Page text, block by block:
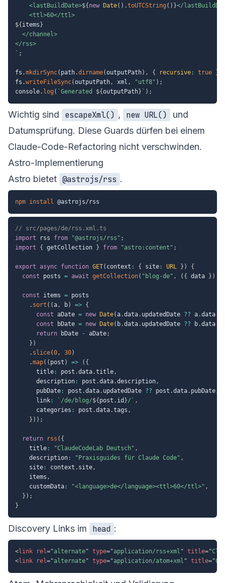
    <lastBuildDate>
${ new Date( ) .toUTCString ( ) }</
${ items }
  </channel>
` ;
fs .mkdirSync( path.dirname(outputPath) , { recursive : true }
fs .writeFileSync(outputPath, xml , "utf8" ) ;
console. log ( ` Generated ${outputPath} ` ) ;
Wichtig sind escapeXml() , new URL()
und
Datumsprüfung. Diese Guards dürfen bei einem
Claude-Code-Refactoring nicht verschwinden.
Astro-Implementierung
Astro bietet @astrojs/rss .
npm install
// src/pages/de/rss.xml.ts
import rss from "@astrojs/rss" ;
import
{ getCollection } from "astro:content" ;
export async function GET( context : { site : URL } )
{
const posts = await getCollection( "blog-de" , ( { data } )
const items = posts
. sort ( (a, b) => {
const aDate = new Date(a.data. updatedDate ?? a.data.
const bDate = new Date( b.data. updatedDate ?? b.data.
return bDate - aDate;
} )
. slice(0, 30)
.map( ( post ) => ( {
      title
: post .data.title,
      description
: post .data.description,
      pubDate
: post .data. updatedDate ?? post .data. pubDate,
      link
: ` /de/blog/${ post . id }/ ` ,
      categories
: post .data.tags ,
} ) ) ;
return rss ( {
    title
: "ClaudeCodeLab Deutsch" ,
    description
: "Praxisguides für Claude Code" ,
    site
: context . site,
    items
,
    customData
: "<language>de</language><ttl>60</ttl>" ,
} ) ;
}
Discovery Links im head :
<link rel="alternate" type="application/rss+xml " title="
<link rel="alternate" type="application/atom+xml " title="